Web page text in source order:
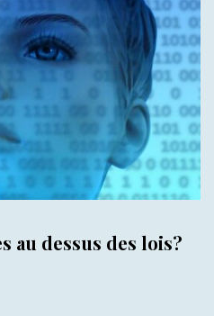
au dessus des lois?